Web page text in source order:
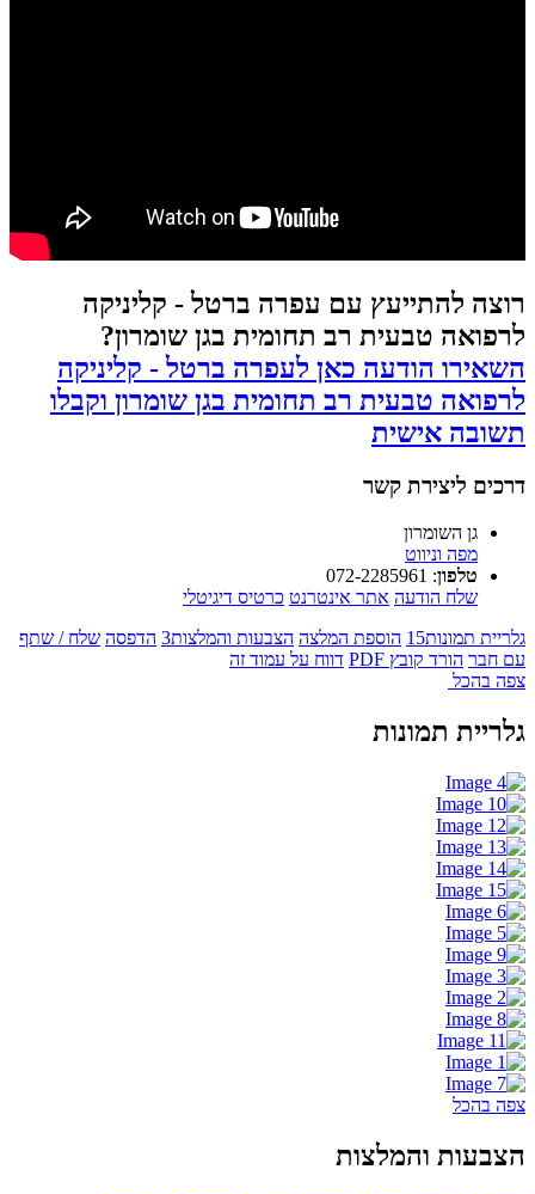
רוצה להתייעץ עם עפרה ברטל - קליניקה
לרפואה טבעית רב תחומית בגן שומרון?
השאירו הודעה כאן לעפרה ברטל - קליניקה
לרפואה טבעית רב תחומית בגן שומרון וקבלו
תשובה אישית
דרכים ליצירת קשר
גן השומרון
מפה וניווט
טלפון:
072-2285961
שלח הודעה אתר אינטרנט כרטיס דיגיטלי
גלריית תמונות15 הוספת המלצה הצבעות והמלצות3 הדפסה שלח / שתף
עם חבר הורד קובץ PDF
דווח על עמוד זה
צפה בהכל
גלריית תמונות
צפה בהכל
הצבעות והמלצות